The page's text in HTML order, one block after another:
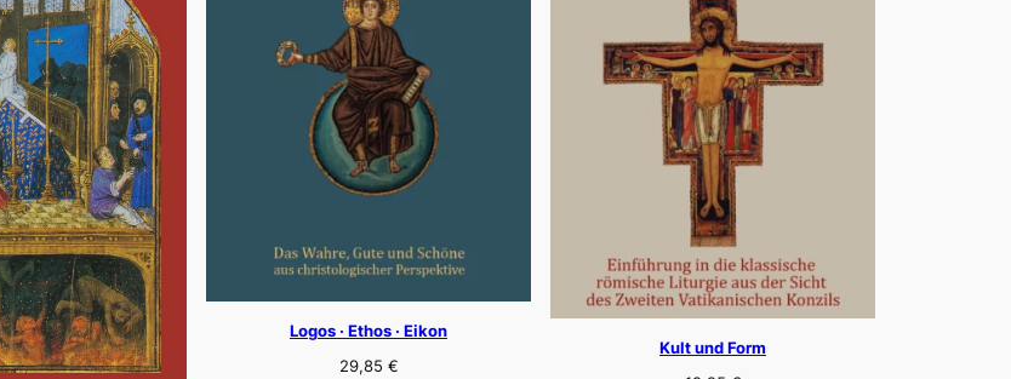
Logos · Ethos · Eikon
29,85 €
Kult und Form